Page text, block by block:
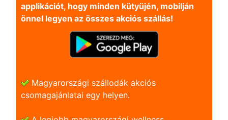
applikációt, hogy minden kütyüjén, mobilján
önnel legyen az összes akciós szállás!
Magyarországi szállodák akciós
csomagajánlatai egy helyen.